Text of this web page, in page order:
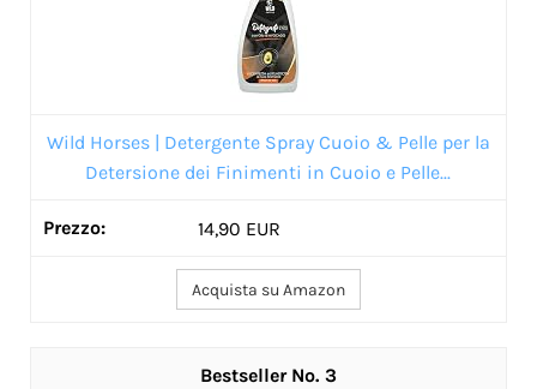
Wild Horses | Detergente Spray Cuoio & Pelle per la
Detersione dei Finimenti in Cuoio e Pelle...
14,90 EUR
Acquista su Amazon
3